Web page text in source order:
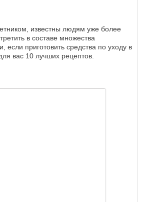
известны людям уже более
в составе множества
если приготовить средства по уходу в
вас 10 лучших рецептов.